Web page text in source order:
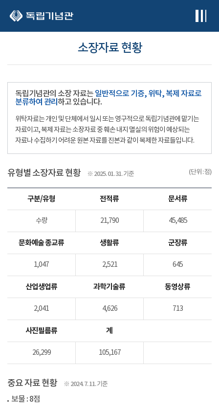
소장자료 현황
독립기념관의 소장 자료는 일반적으로 기증, 위탁, 복제 자료로
분류하여 관리 하고 있습니다.
위탁자료는 개인 및 단체에서 일시 또는 영구적으로 독립기념관에 맡기는
자료이고, 복제 자료는 소장자료 중 훼손 내지 멸실의 위험이 예상되는
자료나 수집하기 어려운 원본 자료를 진본과 같이 복제한 자료들입니다.
유형별 소장자료 현황 ※ 2025. 01. 31. 기준 (단위 : 점)
구분/유형 전적류 문서류
수량 21,790 45,485
문화예술 종교류 생활류 군장류
1,047 2,521 645
산업생업류 과학기술류 동영상류
2,041 4,626 713
사진필름류 계
26,299 105,167
중요 자료 현황 ※ 2024. 7. 11. 기준
보물 : 8점